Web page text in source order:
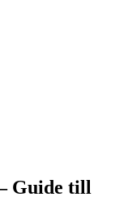
Guide till